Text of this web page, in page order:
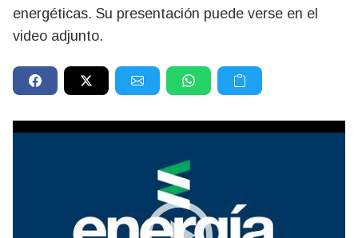
energéticas. Su presentación puede verse en el
video adjunto.